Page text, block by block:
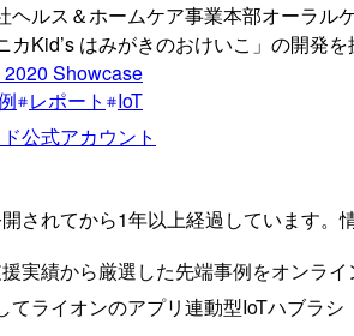
ヘルス＆ホームケア事業本部オーラ
Kid’s はみがきのおけいこ」の開発を
Showcase
レポート
IoT
公式アカウント
されてから1年以上経過しています。
実績から厳選した先端事例をオンラ
てライオンのアプリ連動型IoTハブラ